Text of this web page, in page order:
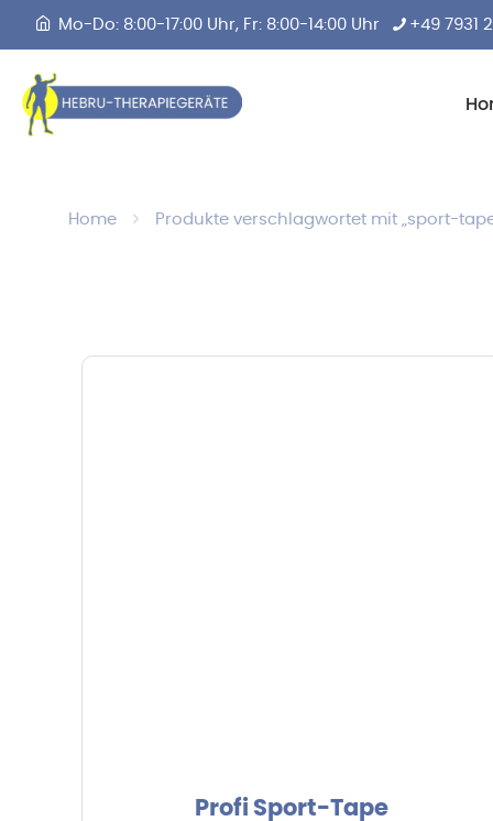
Mo-Do: 8:00-17:00 Uhr, Fr: 8:00-14:00 Uhr +49 7931
Home Produkte verschlagwortet mit „sport-
Profi Sport-Tape